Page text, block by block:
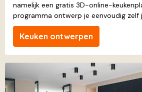
namelijk een gratis 3D-online-
programma ontwerp je eenvoudig zelf
Keuken ontwerpen